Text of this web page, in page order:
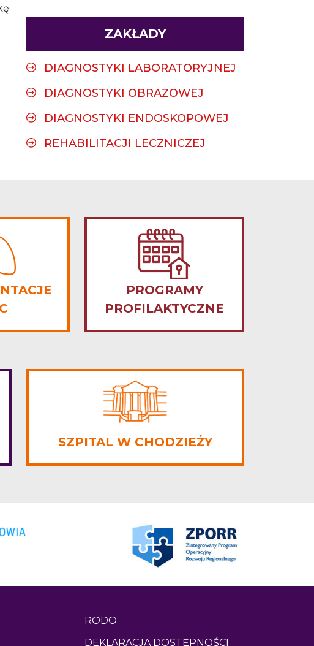
ZAKŁADY
DIAGNOSTYKI LABORATORYJNEJ
DIAGNOSTYKI OBRAZOWEJ
DIAGNOSTYKI ENDOSKOPOWEJ
REHABILITACJI LECZNICZEJ
PROGRAMY
PROFILAKTYCZNE
SZPITAL W CHODZIEŻY
RODO
DEKLARACJA DOSTĘPNOŚCI